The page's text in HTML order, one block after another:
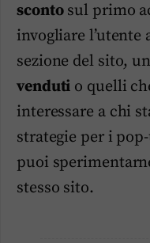
scontosul primo
invogliare l’utente
sezione del sito,
venduti o quelli
interessare a chi
strategie per i
puoi
stesso sito.